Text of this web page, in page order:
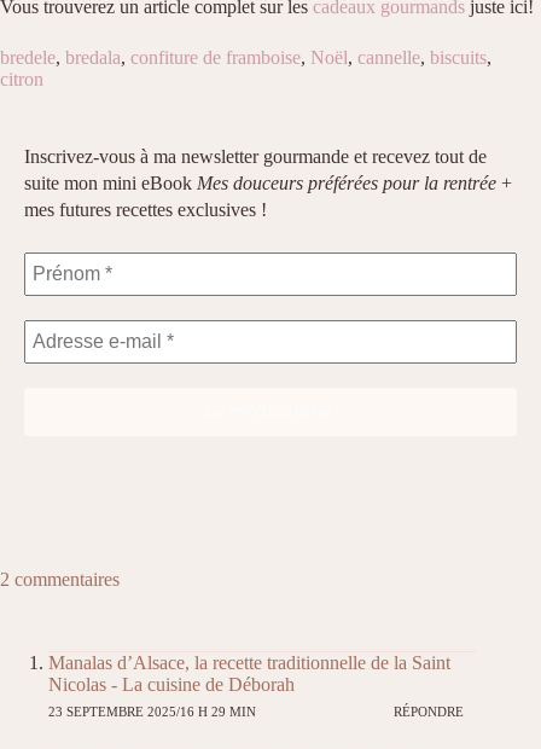
Vous trouverez un article complet sur les cadeaux gourmands juste ici!
bredele, bredala, confiture de framboise, Noël, cannelle, biscuits,
citron
Inscrivez-vous à ma newsletter gourmande et recevez tout de
suite mon mini eBook Mes douceurs préférées pour la rentrée +
mes futures recettes exclusives !
2 commentaires
Manalas d’Alsace, la recette traditionnelle de la Saint
Nicolas - La cuisine de Déborah
23 SEPTEMBRE 2025/16 H 29 MIN RÉPONDRE